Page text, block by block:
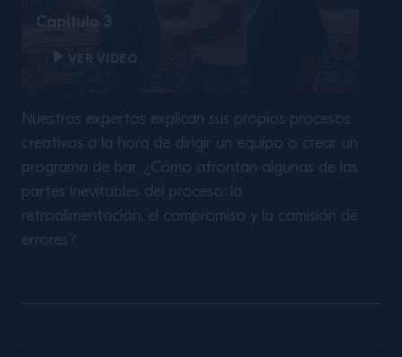
Capítulo 3
VER VIDEO
Nuestros expertos explican sus propios procesos
creativos a la hora de dirigir un equipo o crear un
programa de bar. ¿Cómo afrontan algunas de las
partes inevitables del proceso: la
retroalimentación, el compromiso y la comisión de
errores?